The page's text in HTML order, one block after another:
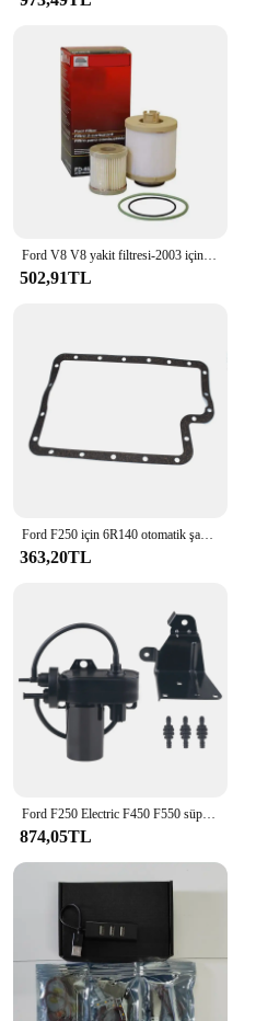
Ford V8 V8 yakit filtresi-2003 için FD4616 2007 F250 F250 F450 F550 süper görev alt kaldırıcı pompa filtresi ve üst yakıt kase filtresi
502,91TL
Ford F250 için 6R140 otomatik şanzıman filtresi bc3bca098b veya karter kapağı contası f6tz7ford 1a F-350 F-450 F-550 süper görev 2011-2017
363,20TL
Ford F250 Electric F450 F550 süper görev için elektrikli vakum pompası F650 excurgezi E-350 E-450 Dodge Ram 2500 3500 6C3Z2A451A
874,05TL